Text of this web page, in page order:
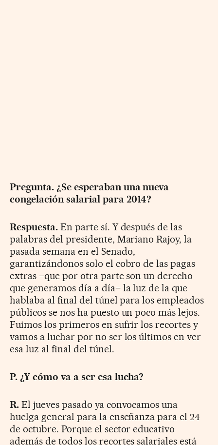
Pregunta. ¿Se esperaban una nueva
congelación salarial para 2014?
Respuesta.En parte sí. Y después de las
palabras del presidente, Mariano Rajoy, la
pasada semana en el Senado,
garantizándonos solo el cobro de las pagas
extras –que por otra parte son un derecho
que generamos día a día– la luz de la que
hablaba al final del túnel para los empleados
públicos se nos ha puesto un poco más lejos.
Fuimos los primeros en sufrir los recortes y
vamos a luchar por no ser los últimos en ver
esa luz al final del túnel.
P. ¿Y cómo va a ser esa lucha?
R.El jueves pasado ya convocamos una
huelga general para la enseñanza para el 24
de octubre. Porque el sector educativo
además de todos los recortes salariales está